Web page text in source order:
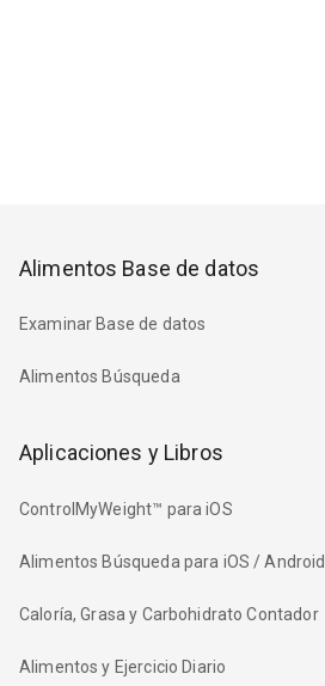
Alimentos Base de datos
Examinar Base de datos
Alimentos Búsqueda
Aplicaciones y Libros
ControlMyWeight™ para iOS
Alimentos Búsqueda para iOS / Android
Caloría, Grasa y Carbohidrato Contador
Alimentos y Ejercicio Diario